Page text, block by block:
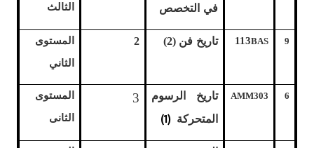
في التخصص
الثالث
9
BAS
113 تاريخ فن (2) 2
المستوى
الثاني
6
AMM303
تاريخ الرسوم
المتحركة (1)
3
المستوى
الثانى